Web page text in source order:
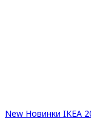
New Новинки IKEA